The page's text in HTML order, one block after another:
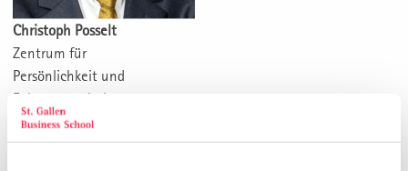
Christoph Posselt
Zentrum für
Persönlichkeit und
Führungsverhalten